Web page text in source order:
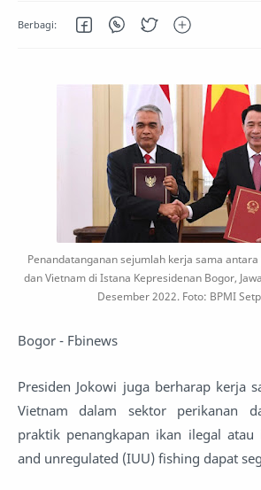
Penandatanganan sejumlah kerja sama
dan Vietnam di Istana Kepresidenan Bogor,
Desember 2022. Foto: BPMI
Bogor - Fbinews
Presiden Jokowi juga berharap kerja
Vietnam dalam sektor perikanan
praktik penangkapan ikan ilegal atau
and unregulated (IUU) fishing dapat